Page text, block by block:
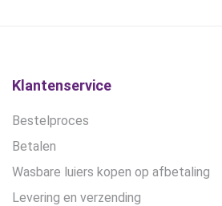
Klantenservice
Bestelproces
Betalen
Wasbare luiers kopen op afbetaling
Levering en verzending